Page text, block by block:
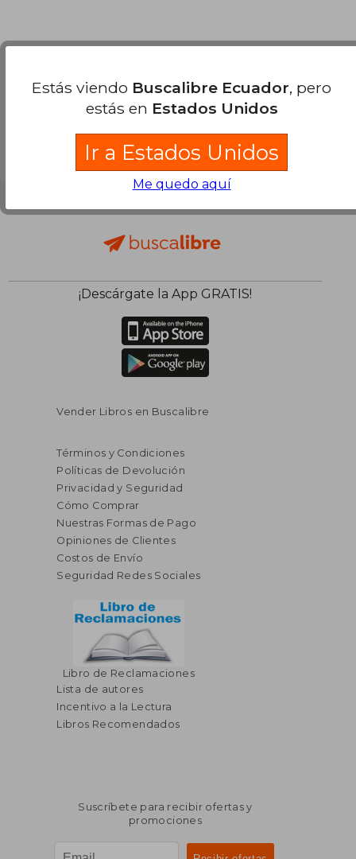
¡Descárgate la App GRATIS!
Vender Libros en Buscalibre
Términos y Condiciones
Políticas de Devolución
Privacidad y Seguridad
Cómo Comprar
Nuestras Formas de Pago
Opiniones de Clientes
Costos de Envío
Seguridad Redes Sociales
Libro de Reclamaciones
Lista de autores
Incentivo a la Lectura
Libros Recomendados
Suscríbete para recibir ofertas y
promociones
Estás viendo Buscalibre Ecuador, pero
estás en Estados Unidos
Ir a Estados Unidos
Me quedo aquí